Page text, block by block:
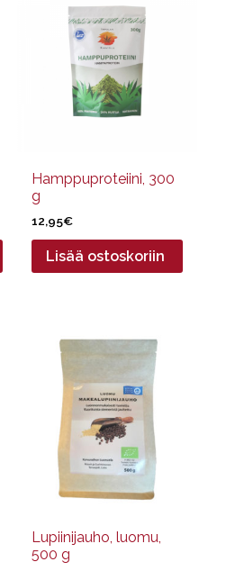
Hamppuproteiini, 300
g
12,95€
Lisää ostoskoriin
Lupiinijauho, luomu,
500 g